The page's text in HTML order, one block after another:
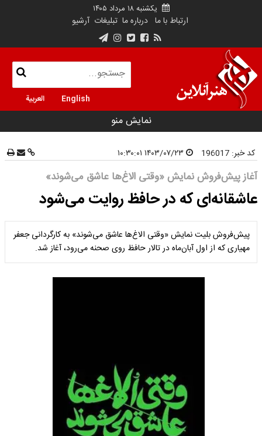
یکشنبه ۱۸ مرداد ۱۴۰۵
ارتباط با ما درباره ما تبلیغات آرشیو
English العربية
نمایش منو
کد خبر: 196017
آغاز پیش‌فروش نمایش «وقتی الاغ‌ها عاشق می‌شوند»
عاشقانه‌ای که در حافظ روایت می‌شود
پیش‌فروش بلیت نمایش «وقتی الاغ‌ها عاشق می‌شوند» به کارگردانی جعفر
مهیاری که از اول آبان‌ماه در تالار حافظ روی صحنه می‌رود، آغاز شد.